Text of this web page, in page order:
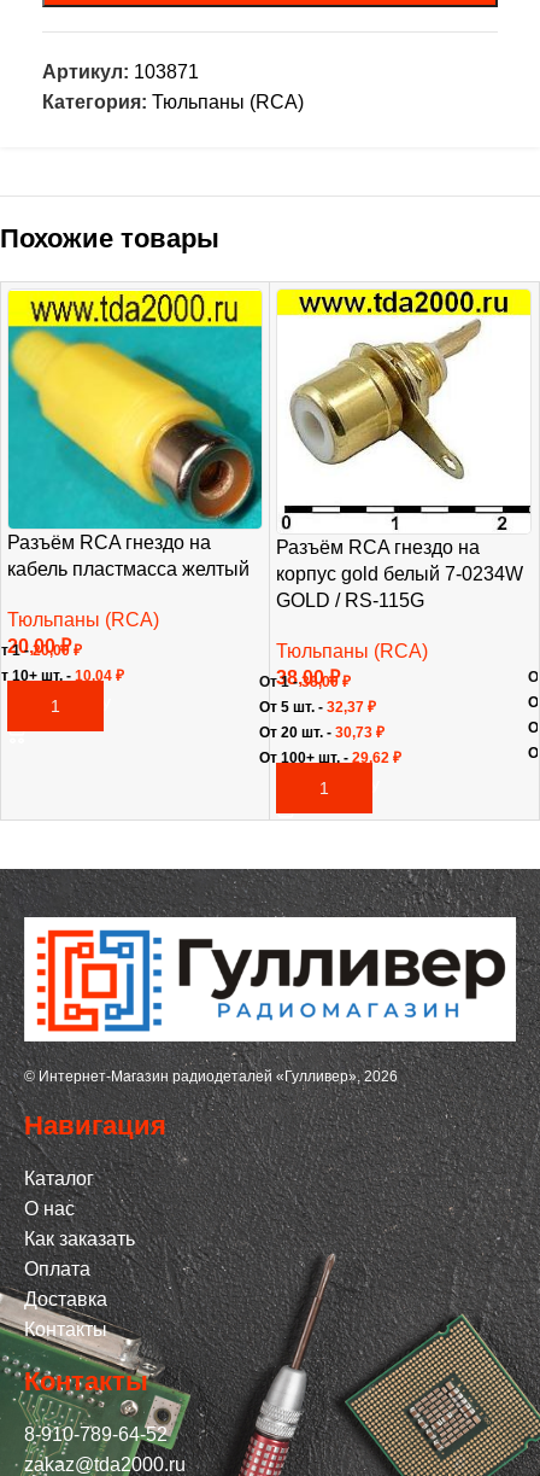
Артикул: 103871
Категория: Тюльпаны (RCA)
Похожие товары
Разъём RCA гнездо на
кабель пластмасса желтый
Тюльпаны (RCA)
20,00₽
В КОРЗИНУ
1 -20,00₽
10+ шт. - 10,04 ₽
Разъём RCA гнездо на
корпус gold белый 7-0234W
GOLD / RS-115G
Тюльпаны (RCA)
38,00₽
В КОРЗИНУ
От 1 -38,00₽
От 5 шт. - 32,37 ₽
От 20 шт. - 30,73 ₽
От 100+ шт. - 29,62 ₽
© Интернет-Магазин радиодеталей «Гулливер», 2026
Навигация
Каталог
О нас
Как заказать
Оплата
Доставка
Контакты
Контакты
8-910-789-64-52
zakaz@tda2000.ru